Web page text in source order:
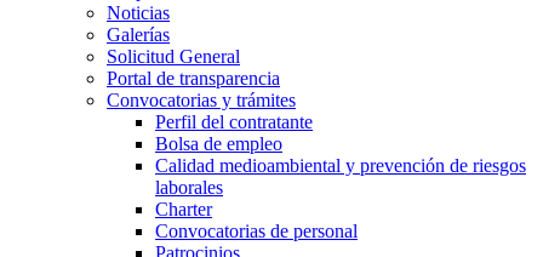
Noticias
Galerías
Solicitud General
Portal de transparencia
Convocatorias y trámites
Perfil del contratante
Bolsa de empleo
Calidad medioambiental y prevención de riesgos
laborales
Charter
Convocatorias de personal
Patrocinios